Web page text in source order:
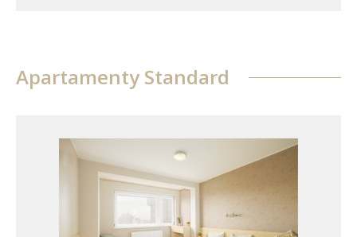
Apartamenty Standard